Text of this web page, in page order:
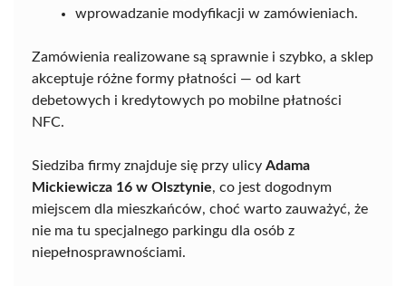
wprowadzanie modyfikacji w zamówieniach.
Zamówienia realizowane są sprawnie i szybko, a sklep
akceptuje różne formy płatności — od kart
debetowych i kredytowych po mobilne płatności
NFC.
Siedziba firmy znajduje się przy ulicy Adama
Mickiewicza 16 w Olsztynie, co jest dogodnym
miejscem dla mieszkańców, choć warto zauważyć, że
nie ma tu specjalnego parkingu dla osób z
niepełnosprawnościami.